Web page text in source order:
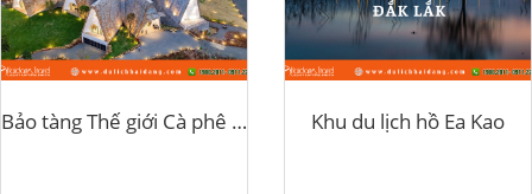
Bảo tàng Thế giới Cà phê Buôn Ma Thuột Khu du lịch hồ Ea Kao